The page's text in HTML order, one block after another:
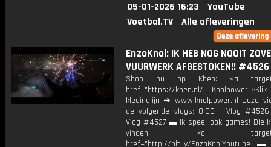
05-01-2026 16:23
YouTube
Voetbal.TV
Alle afleveringen
EnzoKnol: IK HEB NOG NOOIT
VUURWERK AFGESTOKEN!!
Shop nu op Khen: <a
href="https://khen.nl/
kledinglijn ➜ www.knolpower.nl Deze
de volgende vlogs: 0:00 - Vlog #4526
Vlog #4527 ▬ Ik speel ook games! Die
vinden: <a
href="http://bit.ly/EnzoKnolYoutube ▬